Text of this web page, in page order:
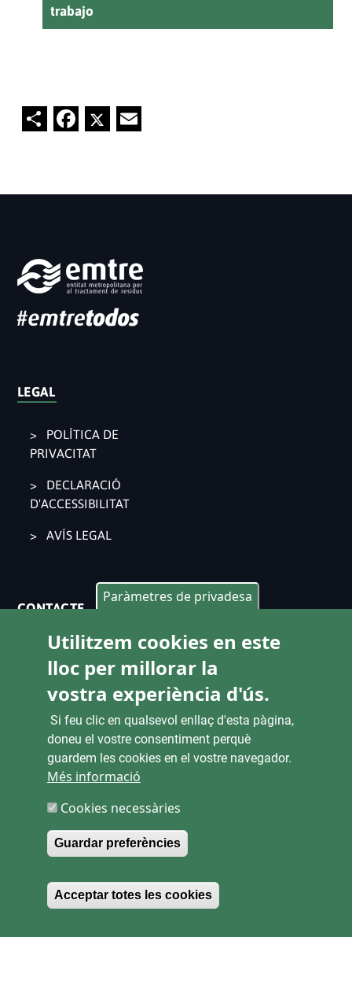
trabajo
ShareFacebook
Twitter
LEGAL
POLÍTICA DE
PRIVACITAT
DECLARACIÓ
D'ACCESSIBILITAT
AVÍS LEGAL
CONTACTE
Pl. Ajuntament 9, 2° 46002. València
963 53 37 90
CANALS D'ATENCIÓ CIUTADANA
ENLACES
SEU ELECTRÒNICA
CONTRACTACIÓ
MAPA WEB
Paràmetres de privadesa
Utilitzem cookies en este
lloc per millorar la
vostra experiència d'ús.
Si feu clic en qualsevol enllaç d'esta pàgina,
doneu el vostre consentiment perquè
guardem les cookies en el vostre navegador.
Més informació
Cookies necessàries
Guardar preferències
Acceptar totes les cookies